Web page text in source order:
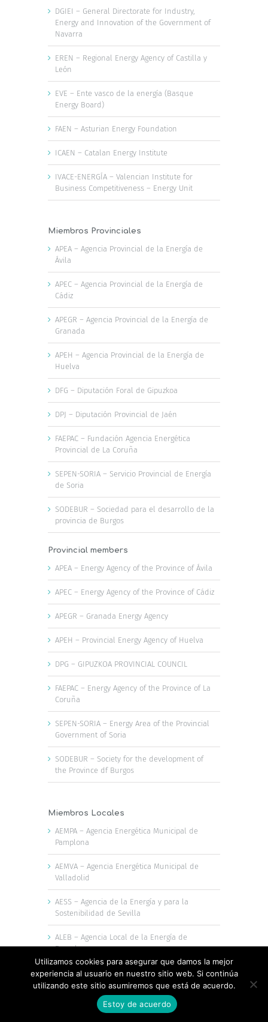
DGIEI – General Directorate for Industry,
Energy and Innovation of the Government of
Navarra
EREN – Regional Energy Agency of Castilla y
León
EVE – Ente vasco de la energía (Basque
Energy Board)
FAEN – Asturian Energy Foundation
ICAEN – Catalan Energy Institute
IVACE-ENERGÍA – Valencian Institute for
Business Competitiveness – Energy Unit
Miembros Provinciales
APEA – Agencia Provincial de la Energía de
Ávila
APEC – Agencia Provincial de la Energía de
Cádiz
APEGR – Agencia Provincial de la Energía de
Granada
APEH – Agencia Provincial de la Energía de
Huelva
DFG – Diputación Foral de Gipuzkoa
DPJ – Diputación Provincial de Jaén
FAEPAC – Fundación Agencia Energética
Provincial de La Coruña
SEPEN-SORIA – Servicio Provincial de Energía
de Soria
SODEBUR – Sociedad para el desarrollo de la
provincia de Burgos
Provincial members
APEA – Energy Agency of the Province of Ávila
APEC – Energy Agency of the Province of Cádiz
APEGR – Granada Energy Agency
APEH – Provincial Energy Agency of Huelva
DPG – GIPUZKOA PROVINCIAL COUNCIL
FAEPAC – Energy Agency of the Province of La
Coruña
SEPEN-SORIA – Energy Area of the Provincial
Government of Soria
SODEBUR – Society for the development of
the Province df Burgos
Miembros Locales
AEMPA – Agencia Energética Municipal de
Pamplona
AEMVA – Agencia Energética Municipal de
Valladolid
AESS – Agencia de la Energía y para la
Sostenibilidad de Sevilla
ALEB – Agencia Local de la Energía de
Barcelona
ALEM – Agencia Local de la Energía y Cambio
Climático de Murcia
ALGE – Agencia Local Gestora de La Energía
Utilizamos cookies para asegurar que damos la mejor
experiencia al usuario en nuestro sitio web. Si continúa
utilizando este sitio asumiremos que está de acuerdo.
Estoy de acuerdo